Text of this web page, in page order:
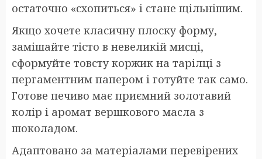
остаточно «схопиться» і стане щільнішим.
Якщо хочете класичну плоску форму,
замішайте тісто в невеликій мисці,
сформуйте товсту коржик на тарілці з
пергаментним папером і готуйте так само.
Готове печиво має приємний золотавий
колір і аромат вершкового масла з
шоколадом.
Адаптовано за матеріалами перевірених